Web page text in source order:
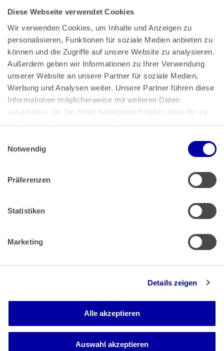
Diese Webseite verwendet Cookies
Wir verwenden Cookies, um Inhalte und Anzeigen zu
personalisieren, Funktionen für soziale Medien anbieten zu
können und die Zugriffe auf unsere Website zu analysieren.
Außerdem geben wir Informationen zu Ihrer Verwendung
unserer Website an unsere Partner für soziale Medien,
Werbung und Analysen weiter. Unsere Partner führen diese
Informationen möglicherweise mit weiteren Daten
zusammen, die Sie ihnen bereitgestellt haben oder die sie
im Rahmen Ihrer Nutzung der Dienste gesammelt haben.
Impressum
Notwendig
Präferenzen
Statistiken
Marketing
Details zeigen
Alle akzeptieren
Auswahl akzeptieren
Bundeskanzlerplatz 2
53113 Bonn
Pressemitteilungen|AGB
Impressum|Datenschutz
Muster Widerrufsformular (PDF)
Barrierefreiheit